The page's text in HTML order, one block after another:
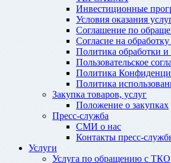
Инвестиционные
Условия оказания
Соглашение по
Согласие на
Политика обработки
Пользовательское
Политика
Политика
Закупка товаров, услуг
Положение о закупках
Пресс-служба
СМИ о нас
Контакты пресс-
Услуги
Услуга по обращению с ТКО